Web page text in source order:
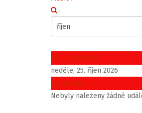
Předchozí den
neděle, 25. říjen 2026
Následující den
Nebyly nalezeny žádné